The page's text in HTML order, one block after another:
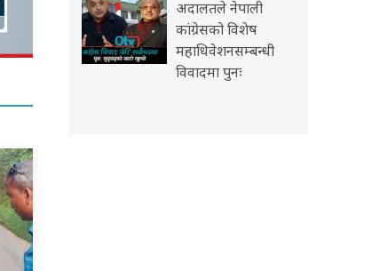
अदालतले नेपाली
कांग्रेसको विशेष
महाधिवेशनसम्बन्धी
विवादमा पुनः